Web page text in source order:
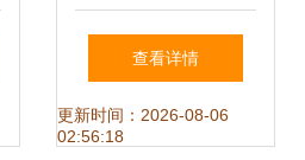
限价限售并启，你
家受此影响吗？
查看详情
更新时间：2026-08-06
02:56:18